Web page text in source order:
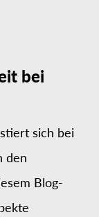
bei
sich bei
den
Blog-